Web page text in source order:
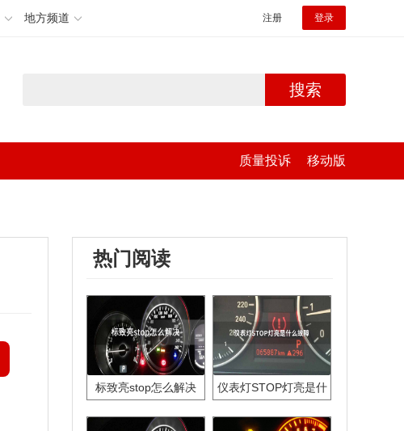
地方频道 注册 登录
搜索
质量投诉 移动版
热门阅读
标致亮stop怎么解决
仪表灯STOP灯亮是什